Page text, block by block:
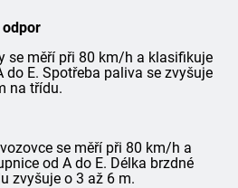
se měří při 80 km/h a klasifikuje
E. Spotřeba paliva se zvyšuje
na třídu.
se měří při 80 km/h a
od A do E. Délka brzdné
zvyšuje o 3 až 6 m.